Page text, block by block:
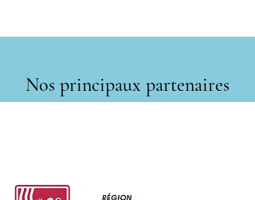
Nos principaux partenaires